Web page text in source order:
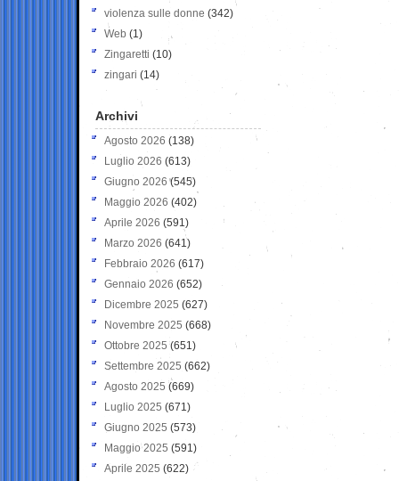
violenza sulle donne (342)
Web (1)
Zingaretti (10)
zingari (14)
Archivi
Agosto 2026 (138)
Luglio 2026 (613)
Giugno 2026 (545)
Maggio 2026 (402)
Aprile 2026 (591)
Marzo 2026 (641)
Febbraio 2026 (617)
Gennaio 2026 (652)
Dicembre 2025 (627)
Novembre 2025 (668)
Ottobre 2025 (651)
Settembre 2025 (662)
Agosto 2025 (669)
Luglio 2025 (671)
Giugno 2025 (573)
Maggio 2025 (591)
Aprile 2025 (622)